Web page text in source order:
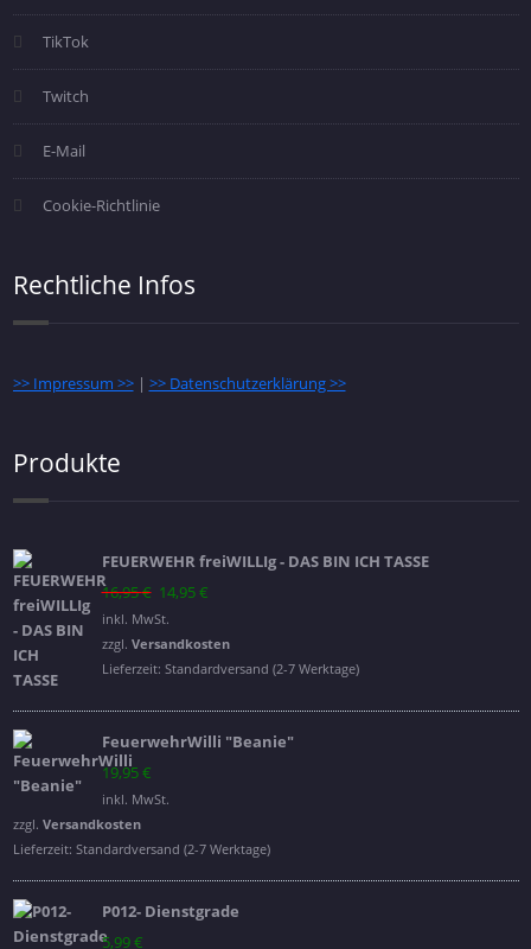
TikTok
Twitch
E-Mail
Cookie-Richtlinie
Rechtliche Infos
>> Impressum >>| >> Datenschutzerklärung >>
Produkte
FEUERWEHR freiWILLIg - DAS BIN ICH TASSE
16,95€ Ursprünglicher
Preis
war:
16,95 €
14,95€
ist:
14,95 €.
inkl. MwSt.
zzgl. Versandkosten
Lieferzeit: Standardversand (2-7 Werktage)
FeuerwehrWilli "Beanie"
19,95€
inkl. MwSt.
zzgl. Versandkosten
Lieferzeit: Standardversand (2-7 Werktage)
P012- Dienstgrade
5,99€